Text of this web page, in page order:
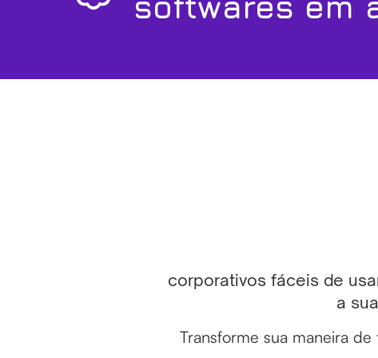
corporativos fáceis de
a
Transforme sua maneira